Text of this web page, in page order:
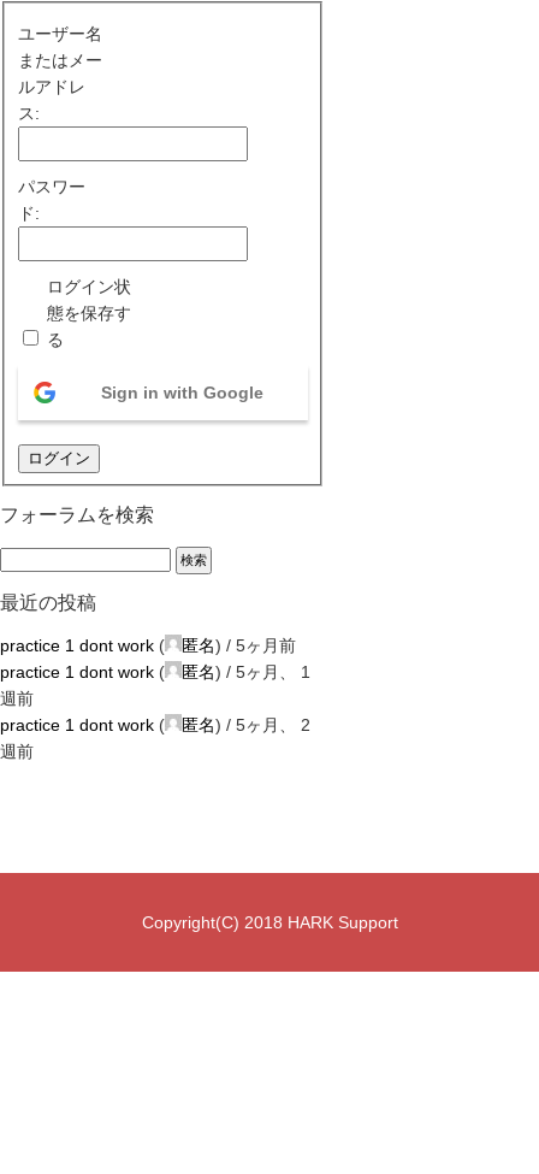
ユーザー名
またはメー
ルアドレ
ス:
パスワー
ド:
ログイン状
態を保存す
る
Sign in with Google
ログイン
フォーラムを検索
最近の投稿
practice 1 dont work ( 匿名) / 5ヶ月前
practice 1 dont work ( 匿名) / 5ヶ月、 1
週前
practice 1 dont work ( 匿名) / 5ヶ月、 2
週前
Copyright(C) 2018 HARK Support